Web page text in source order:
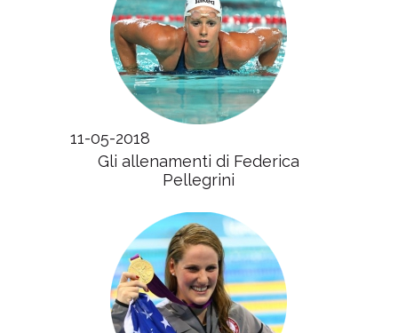
11-05-2018
Gli allenamenti di Federica
Pellegrini